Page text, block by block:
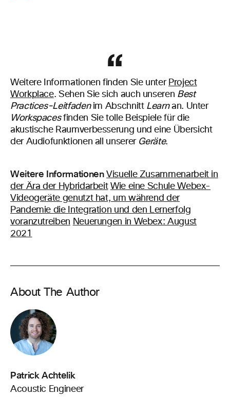
Weitere Informationen finden Sie unter Project
Workplace. Sehen Sie sich auch unseren Best
Practices-Leitfaden im Abschnitt Learnan. Unter
Workspacesfinden Sie tolle Beispiele für die
akustische Raumverbesserung und eine Übersicht
der Audiofunktionen all unserer Geräte.
Weitere Informationen Visuelle Zusammenarbeit in
der Ära der Hybridarbeit Wie eine Schule Webex-
Videogeräte genutzt hat, um während der
Pandemie die Integration und den Lernerfolg
voranzutreiben Neuerungen in Webex: August
2021
About The Author
Patrick Achtelik
Acoustic Engineer